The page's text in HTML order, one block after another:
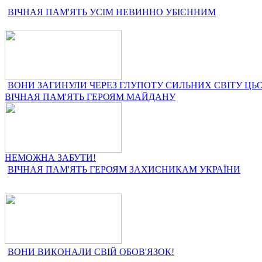
ВІЧНАЯ ПАМ'ЯТЬ УСІМ НЕВИННО УБІЄННИМ
ВОНИ ЗАГИНУЛИ ЧЕРЕЗ ГЛУПОТУ СИЛЬНИХ СВІТУ
ВІЧНАЯ ПАМ'ЯТЬ ГЕРОЯМ МАЙДАНУ
НЕМОЖНА ЗАБУТИ!
ВІЧНАЯ ПАМ'ЯТЬ ГЕРОЯМ ЗАХИСНИКАМ УКРАЇНИ
ВОНИ ВИКОНАЛИ СВІЙ ОБОВ'ЯЗОК!